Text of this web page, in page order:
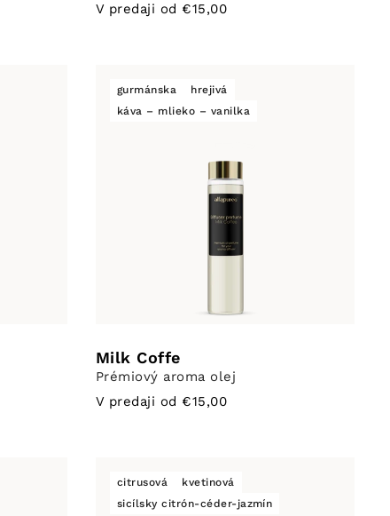
V predaji od €15,00
gurmánska
hrejivá
káva – mlieko – vanilka
Milk Coffe
Prémiový aroma olej
V predaji od €15,00
citrusová
kvetinová
sicílsky citrón-céder-jazmín